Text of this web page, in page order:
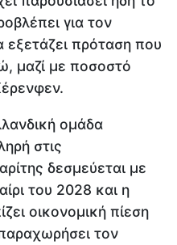
για τον
εξετάζει πρόταση που
μαζί με ποσοστό
ομάδα
στις
δεσμεύεται με
του 2028 και η
οικονομική πίεση
τον